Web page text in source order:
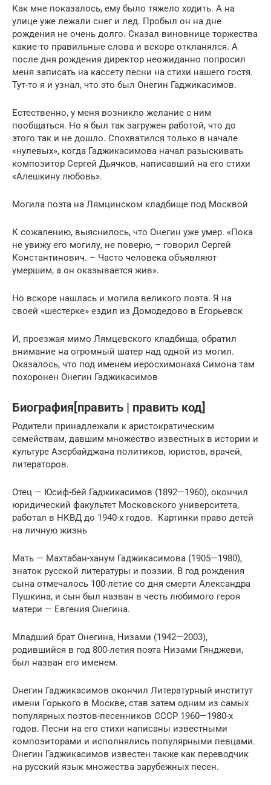
Как мне показалось, ему было тяжело ходить. А на
улице уже лежали снег и лед. Пробыл он на дне
рождения не очень долго. Сказал виновнице торжества
какие-то правильные слова и вскоре откланялся. А
после дня рождения директор неожиданно попросил
меня записать на кассету песни на стихи нашего гостя.
Тут-то я и узнал, что это был Онегин Гаджикасимов.
Естественно, у меня возникло желание с ним
пообщаться. Но я был так загружен работой, что до
этого так и не дошло. Спохватился только в начале
«нулевых», когда Гаджикасимова начал разыскивать
композитор Сергей Дьячков, написавший на его стихи
«Алешкину любовь».
Могила поэта на Лямцинском кладбище под Москвой
К сожалению, выяснилось, что Онегин уже умер. «Пока
не увижу его могилу, не поверю, – говорил Сергей
Константинович. – Часто человека объявляют
умершим, а он оказывается жив».
Но вскоре нашлась и могила великого поэта. Я на
своей «шестерке» ездил из Домодедово в Егорьевск
И, проезжая мимо Лямцевского кладбища, обратил
внимание на огромный шатер над одной из могил.
Оказалось, что под именем иеросхимонаха Симона там
похоронен Онегин Гаджикасимов
Биография[править | править код]
Родители принадлежали к аристократическим
семействам, давшим множество известных в истории и
культуре Азербайджана политиков, юристов, врачей,
литераторов.
Отец — Юсиф-бей Гаджикасимов (1892—1960), окончил
юридический факультет Московского университета,
работал в НКВД до 1940-х годов. Картинки право детей
на личную жизнь
Мать — Махтабан-ханум Гаджикасимова (1905—1980),
знаток русской литературы и поэзии. В год рождения
сына отмечалось 100-летие со дня cмepти Александра
Пушкина, и сын был назван в честь любимого героя
матери — Евгения Онегина.
Младший брат Онегина, Низами (1942—2003),
родившийся в год 800-летия поэта Низами Гянджеви,
был назван его именем.
Онегин Гаджикасимов окончил Литературный институт
имени Горького в Москве, став затем одним из самых
популярных поэтов-песенников СССР 1960—1980-х
годов. Песни на его стихи написаны известными
композиторами и исполнялись популярными певцами.
Онегин Гаджикасимов известен также как переводчик
на русский язык множества зарубежных песен.